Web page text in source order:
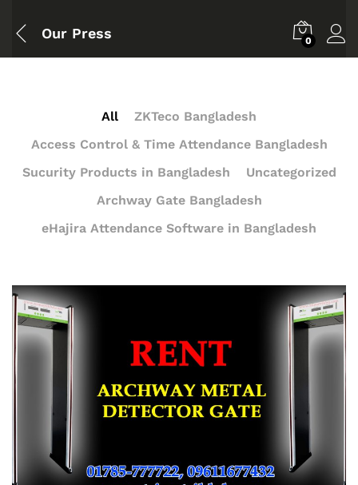
Our Press 0
All
ZKTeco Bangladesh
Access Control & Time Attendance Bangladesh
Sucurity Products in Bangladesh
Uncategorized
Archway Gate Bangladesh
eHajira Attendance Software in Bangladesh